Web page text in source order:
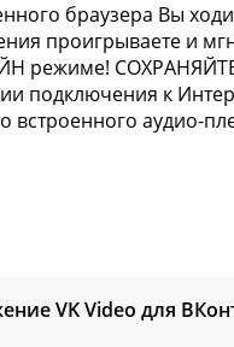
браузера Вы
проигрываете и
режиме!
подключения к
аудио-
VK Video для